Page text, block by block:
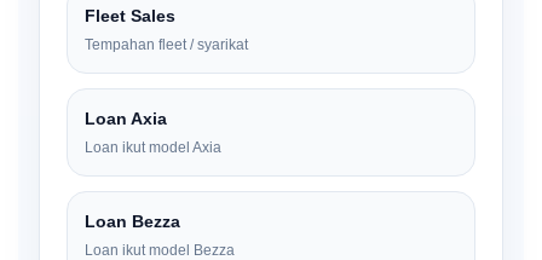
Fleet Sales
Tempahan fleet / syarikat
Loan Axia
Loan ikut model Axia
Loan Bezza
Loan ikut model Bezza